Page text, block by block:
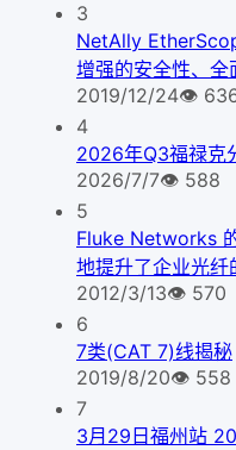
3
NetAlly
增强的安全性、
2019/12/24👁
4
2026年Q3福禄克
2026/7/7👁 588
5
Fluke Networks
地提升了企业光纤
2012/3/13👁 570
6
7类(CAT 7)线揭秘
2019/8/20👁 558
7
3月29日福州站